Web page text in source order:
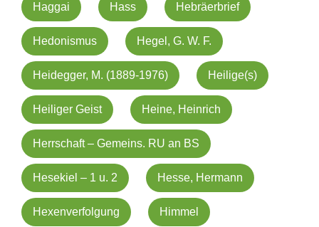
Haggai Hass Hebräerbrief
Hedonismus Hegel, G. W. F.
Heidegger, M. (1889-1976) Heilige(s)
Heiliger Geist Heine, Heinrich
Herrschaft – Gemeins. RU an BS
Hesekiel – 1 u. 2 Hesse, Hermann
Hexenverfolgung Himmel